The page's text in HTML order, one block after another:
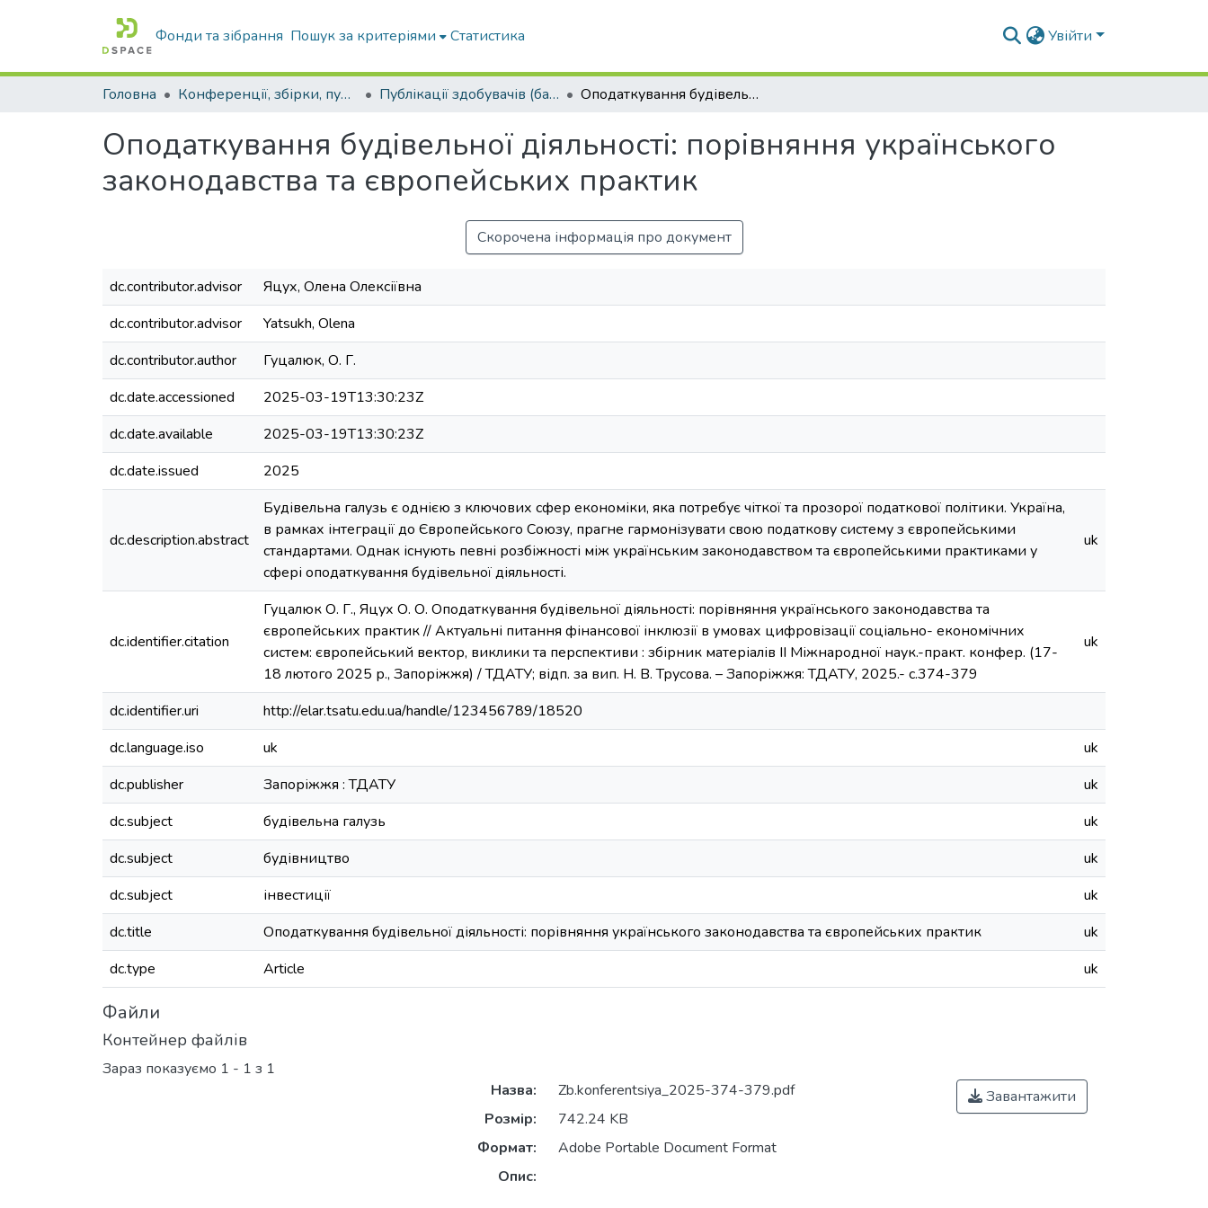
Фонди та зібрання Пошук за критеріями Статистика Увійти
Головна Конференції, збірки, публікації молодих вчених і здобувачів : магістрів, бакалаврів, аспірантів. Публікації здобувачів (бакалаврів. магістрів, аспірантів) Оподаткування будівельної діяльності: порівняння українського законодавства та європейських практик
Оподаткування будівельної діяльності: порівняння українського
законодавства та європейських практик
Скорочена інформація про документ
dc.contributor.advisor
Яцух, Олена Олексіївна
dc.contributor.advisor
Yatsukh, Olena
dc.contributor.author
Гуцалюк, О. Г.
dc.date.accessioned
2025-03-19T13:30:23Z
dc.date.available
2025-03-19T13:30:23Z
dc.date.issued
2025
dc.description.abstract
Будівельна галузь є однією з ключових сфер економіки, яка потребує чіткої та прозорої податкової політики. Україна,
в рамках інтеграції до Європейського Союзу, прагне гармонізувати свою податкову систему з європейськими
стандартами. Однак існують певні розбіжності між українським законодавством та європейськими практиками у
сфері оподаткування будівельної діяльності.
uk
dc.identifier.citation
Гуцалюк О. Г., Яцух О. О. Оподаткування будівельної діяльності: порівняння українського законодавства та
європейських практик // Актуальні питання фінансової інклюзії в умовах цифровізації соціально- економічних
систем: європейський вектор, виклики та перспективи : збірник матеріалів ІІ Міжнародної наук.-практ. конфер. (17-
18 лютого 2025 р., Запоріжжя) / ТДАТУ; відп. за вип. Н. В. Трусова. – Запоріжжя: ТДАТУ, 2025.- с.374-379
uk
dc.identifier.uri
http://elar.tsatu.edu.ua/handle/123456789/18520
dc.language.iso
uk
uk
dc.publisher
Запоріжжя : ТДАТУ
uk
dc.subject
будівельна галузь
uk
dc.subject
будівництво
uk
dc.subject
інвестиції
uk
dc.title
Оподаткування будівельної діяльності: порівняння українського законодавства та європейських практик
uk
dc.type
Article uk
Файли
Контейнер файлів
Зараз показуємо 1 - 1 з 1
Назва:
Zb.konferentsiya_2025-374-379.pdf
Розмір:
742.24 KB
Формат:
Adobe Portable Document Format
Опис:
Завантажити